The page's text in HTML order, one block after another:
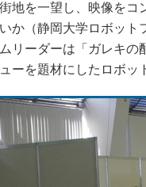
街地を一望し、映像を
か（静岡大学ロボッ
リーダーは「ガレキ
ーを題材にしたロボッ